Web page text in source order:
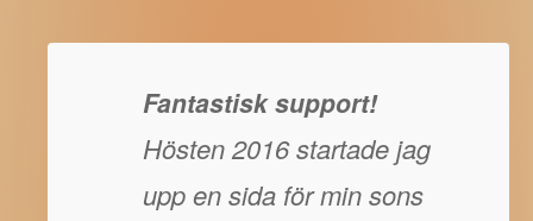
Fantastisk support!
Hösten 2016 startade jag
upp en sida för min sons